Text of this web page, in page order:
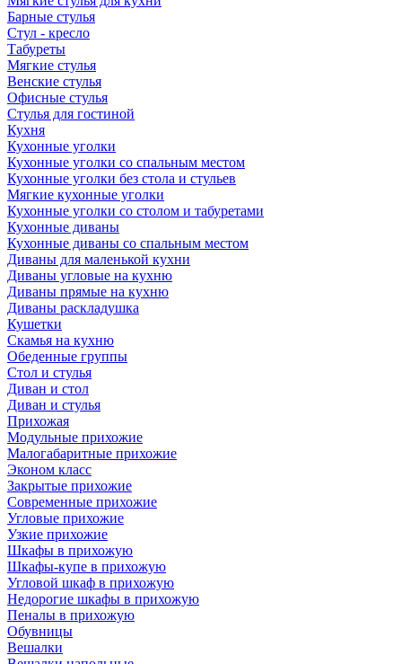
Барные стулья
Стул - кресло
Табуреты
Мягкие стулья
Венские стулья
Офисные стулья
Стулья для гостиной
Кухня
Кухонные уголки
Кухонные уголки со спальным местом
Кухонные уголки без стола и стульев
Мягкие кухонные уголки
Кухонные уголки со столом и табуретами
Кухонные диваны
Кухонные диваны со спальным местом
Диваны для маленькой кухни
Диваны угловые на кухню
Диваны прямые на кухню
Диваны раскладушка
Кушетки
Скамья на кухню
Обеденные группы
Стол и стулья
Диван и стол
Диван и стулья
Прихожая
Модульные прихожие
Малогабаритные прихожие
Эконом класс
Закрытые прихожие
Современные прихожие
Угловые прихожие
Узкие прихожие
Шкафы в прихожую
Шкафы-купе в прихожую
Угловой шкаф в прихожую
Недорогие шкафы в прихожую
Пеналы в прихожую
Обувницы
Вешалки